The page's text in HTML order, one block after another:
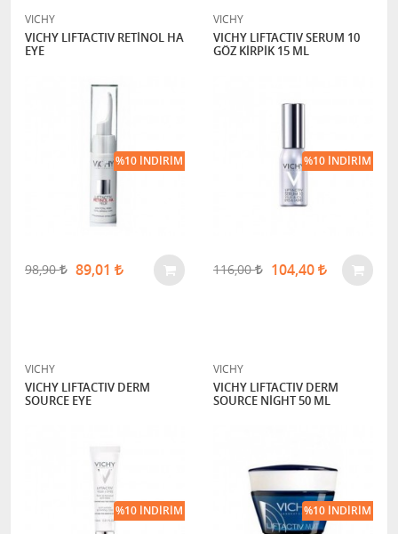
VICHY
VICHY LIFTACTIV RETİNOL HA
EYE
98,90 89,01
%10 İNDIRIM
VICHY
VICHY LIFTACTIV SERUM 10
GÖZ KİRPİK 15 ML
116,00 104,40
%10 İNDIRIM
VICHY
VICHY LIFTACTIV DERM
SOURCE EYE
%10 İNDIRIM
VICHY
VICHY LIFTACTIV DERM
SOURCE NİGHT 50 ML
%10 İNDIRIM